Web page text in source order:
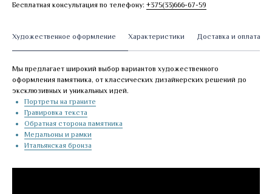
Бесплатная консультация по телефону: +375(33)666-67-59
Художественное оформление Характеристики Доставка и оплата
Мы предлагает широкий выбор вариантов художественного
оформления памятника, от классических дизайнерских решений до
эксклюзивных и уникальных идей.
Портреты на граните
Гравировка текста
Обратная сторона памятника
Медальоны и рамки
Итальянская бронза